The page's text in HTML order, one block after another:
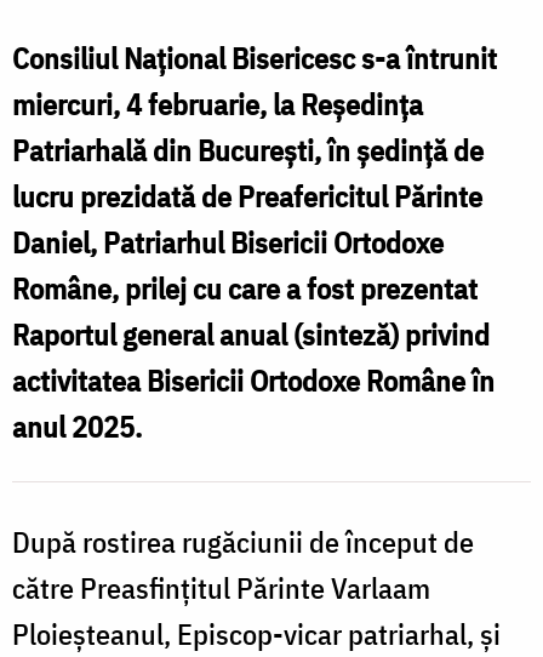
analizat
activitatea
Bisericii
Ortodoxe
Române
în
anul
2025
Consiliul Național Bisericesc s-a întrunit
miercuri, 4 februarie, la Reședința
Patriarhală din București, în ședință de
lucru prezidată de Preafericitul Părinte
Daniel, Patriarhul Bisericii Ortodoxe
Române, prilej cu care a fost prezentat
Raportul general anual (sinteză) privind
activitatea Bisericii Ortodoxe Române în
anul 2025.
După rostirea rugăciunii de început de
către Preasfințitul Părinte Varlaam
Ploieșteanul, Episcop-vicar patriarhal, și